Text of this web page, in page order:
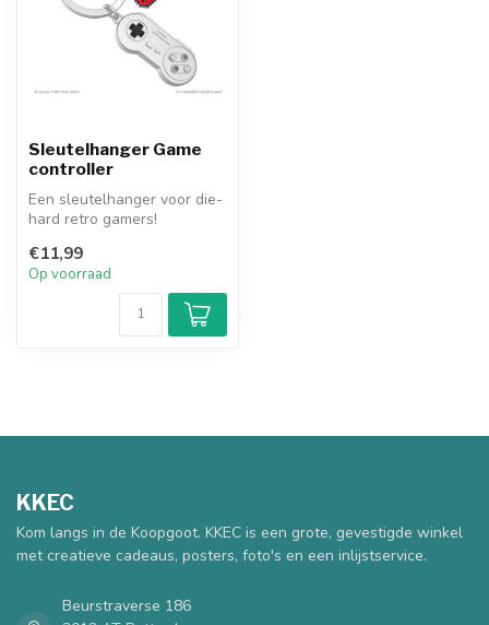
Sleutelhanger Game
controller
Een sleutelhanger voor die-
hard retro gamers!
€11,99
Op voorraad
KKEC
Kom langs in de Koopgoot. KKEC is een grote, gevestigde winkel
met creatieve cadeaus, posters, foto's en een inlijstservice.
Beurstraverse 186